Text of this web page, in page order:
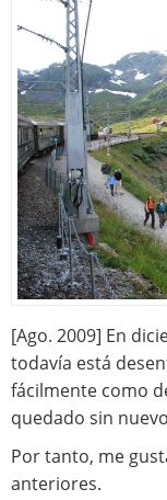
[Ago. 2009] En
todavía está
fácilmente como
quedado sin
Por tanto, me
anteriores.